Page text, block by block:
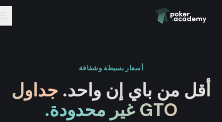
أسعار بسيطة وشفافة
أقل من باي إن واحد.جداول
GTO غير محدودة.